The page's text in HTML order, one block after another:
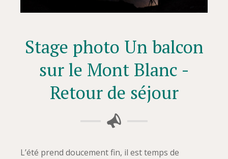
Stage photo Un balcon
sur le Mont Blanc -
Retour de séjour
L’été prend doucement fin, il est temps de